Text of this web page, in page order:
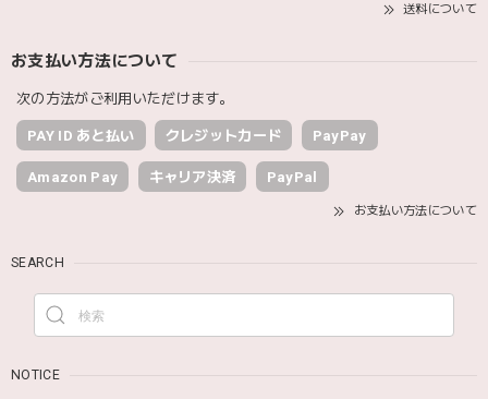
送料について
お支払い方法について
次の方法がご利用いただけます。
PAY ID あと払い クレジットカード PayPay
Amazon Pay キャリア決済 PayPal
お支払い方法について
SEARCH
NOTICE